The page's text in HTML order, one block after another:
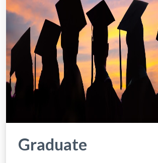
Graduate